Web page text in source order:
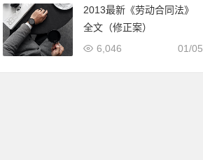
2013最新《劳动合同法》
全文（修正案）
01/05
6,046